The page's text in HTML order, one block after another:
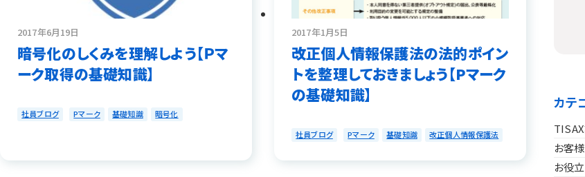
2017年6月19日
暗号化のしくみを理解しよう【Ｐマ
ーク取得の基礎知識】
社員ブログ Pマーク 基礎知識 暗号化
2017年1月5日
改正個人情報保護法の法的ポイン
トを整理しておきましょう【Pマーク
の基礎知識】
社員ブログ Pマーク 基礎知識 改正個人情報保護法
カテ
お客
お役